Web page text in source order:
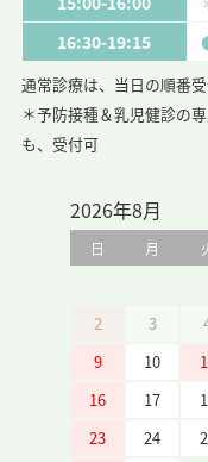
16:30-19:15
通常診療は、当日の順番
＊予防接種＆乳児健診の
も、受付可
2026年8月
日 月
2
3
9
10
16
17
23
24